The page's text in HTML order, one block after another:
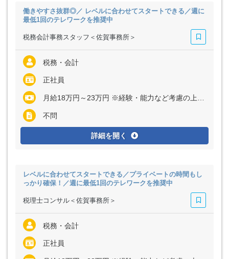
働きやすさ抜群◎／ レベルに合わせてスタートできる／週に
最低1回のテレワークを推奨中
税務会計事務スタッフ＜佐賀事務所＞
税務・会計
正社員
月給18万円～23万円 ※経験・能力など考慮の上、決定いたします ※残業代は全額支給
不問
詳細を開く
レベルに合わせてスタートできる／プライベートの時間もし
っかり確保！／週に最低1回のテレワークを推奨中
税理士コンサル＜佐賀事務所＞
税務・会計
正社員